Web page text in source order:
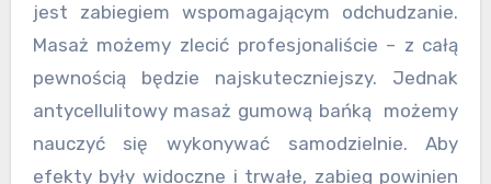
jest zabiegiem wspomagającym odchudzanie.
Masaż możemy zlecić profesjonaliście – z całą
pewnością będzie najskuteczniejszy. Jednak
antycellulitowy masaż gumową bańką możemy
nauczyć się wykonywać samodzielnie. Aby
efekty były widoczne i trwałe, zabieg powinien